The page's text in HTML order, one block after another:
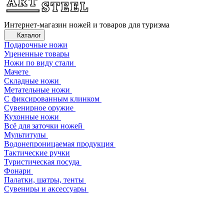
Интернет-магазин ножей и товаров для туризма
Каталог
Подарочные ножи
Уцененные товары
Ножи по виду стали
Мачете
Складные ножи
Метательные ножи
С фиксированным клинком
Сувенирное оружие
Кухонные ножи
Всё для заточки ножей
Мультитулы
Водонепроницаемая продукция
Тактические ручки
Туристическая посуда
Фонари
Палатки, шатры, тенты
Сувениры и аксессуары